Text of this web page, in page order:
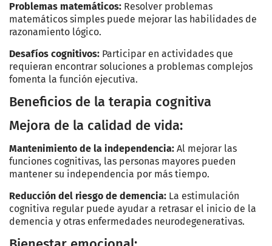
Problemas matemáticos: Resolver problemas
matemáticos simples puede mejorar las habilidades de
razonamiento lógico.
Desafíos cognitivos: Participar en actividades que
requieran encontrar soluciones a problemas complejos
fomenta la función ejecutiva.
Beneficios de la terapia cognitiva
Mejora de la calidad de vida:
Mantenimiento de la independencia: Al mejorar las
funciones cognitivas, las personas mayores pueden
mantener su independencia por más tiempo.
Reducción del riesgo de demencia: La estimulación
cognitiva regular puede ayudar a retrasar el inicio de la
demencia y otras enfermedades neurodegenerativas.